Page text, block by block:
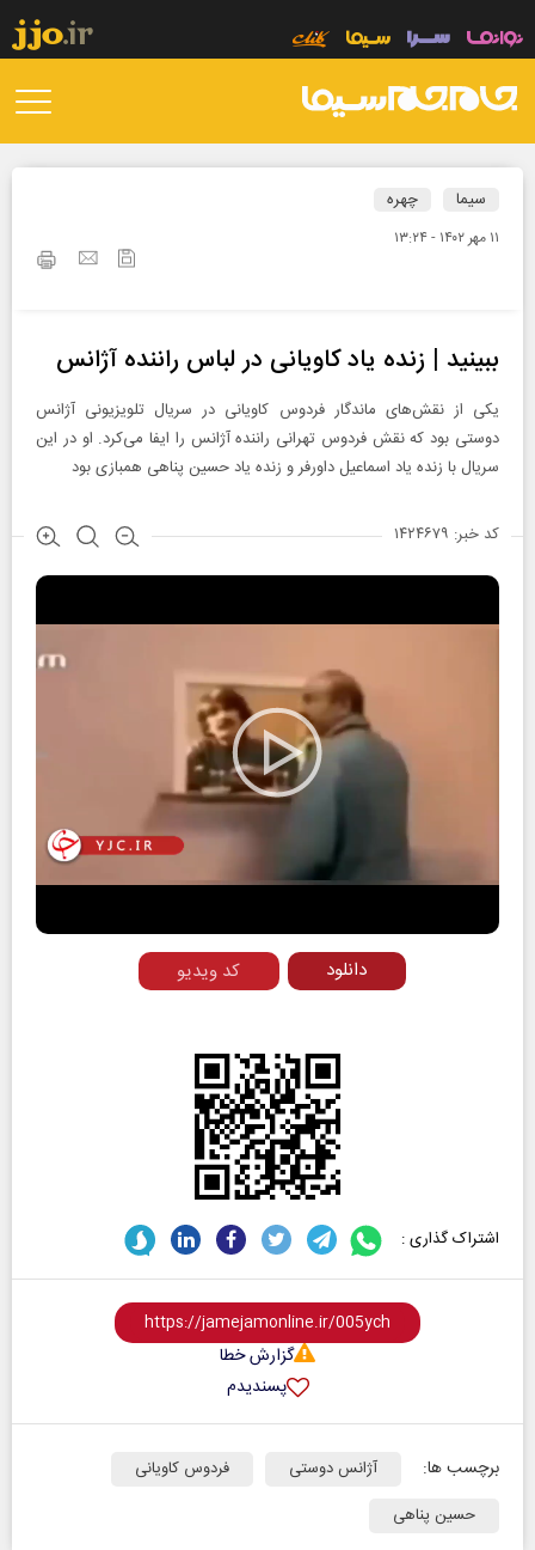
سیما چهره
۱۱ مهر ۱۴۰۲ - ۱۳:۲۴
ببینید | زنده یاد کاویانی در لباس راننده آژانس
یکی از نقش‌های ماندگار فردوس کاویانی در سریال تلویزیونی آژانس
دوستی بود که نقش فردوس تهرانی راننده آژانس را ایفا می‌کرد. او در این
سریال با زنده یاد اسماعیل داورفر و زنده یاد حسین پناهی همبازی بود
کد خبر: ۱۴۲۴۶۷۹
Play
Video
کد ویدیو دانلود
اشتراک گذاری :
گزارش خطا
پسندیدم
برچسب ها: آژانس دوستی
فردوس کاویانی
حسین پناهی